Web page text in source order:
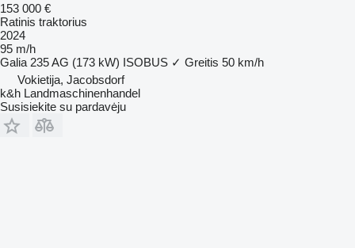
153 000 €
Ratinis traktorius
2024
95 m/h
Galia 235 AG (173 kW) ISOBUS ✓ Greitis 50 km/h
Vokietija, Jacobsdorf
k&h Landmaschinenhandel
Susisiekite su pardavėju